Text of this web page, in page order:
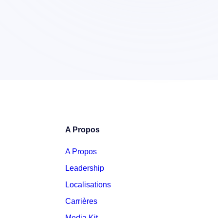
A Propos
A Propos
Leadership
Localisations
Carrières